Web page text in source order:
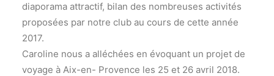
diaporama attractif, bilan des nombreuses activités
proposées par notre club au cours de cette année
2017.
Caroline nous a alléchées en évoquant un projet de
voyage à Aix-en- Provence les 25 et 26 avril 2018.